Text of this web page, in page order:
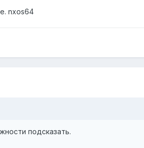
nxos64
подсказать.